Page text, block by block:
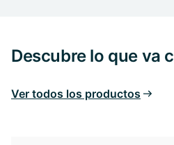
Descubre lo que va
Ver todos los productos